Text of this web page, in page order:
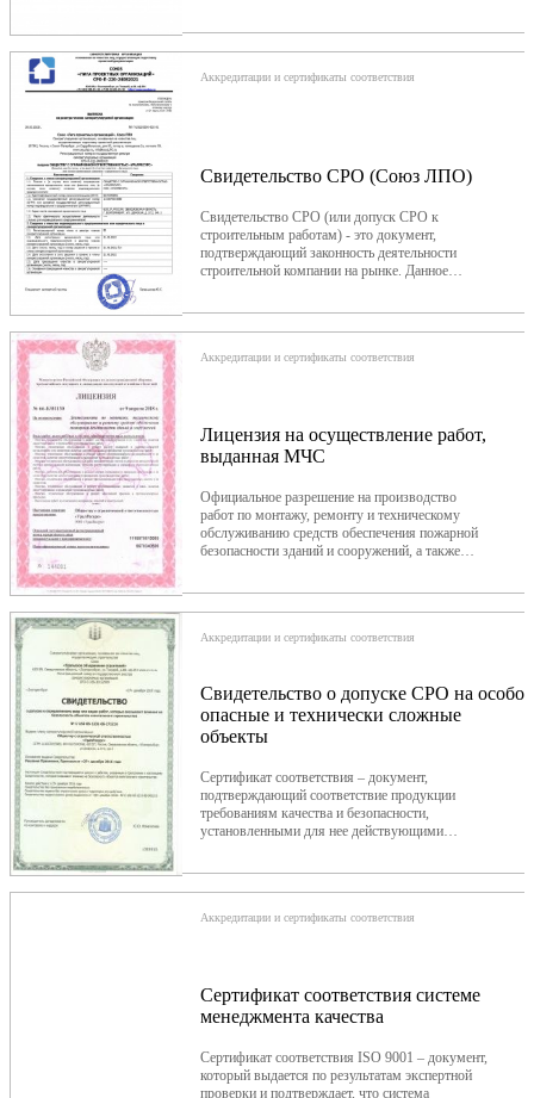
отношении их правового статуса, финансовой
Аккредитации и сертификаты соответствия
Свидетельство СРО (Союз ЛПО)
Свидетельство СРО (или допуск СРО к
строительным работам) - это документ,
подтверждающий законность деятельности
строительной компании на рынке. Данное
Аккредитации и сертификаты соответствия
Лицензия на осуществление работ,
выданная МЧС
Официальное разрешение на производство
работ по монтажу, ремонту и техническому
обслуживанию средств обеспечения пожарной
безопасности зданий и сооружений, а также
последствий стихийных бедствий (МЧС
Аккредитации и сертификаты соответствия
Свидетельство о допуске СРО на особо
опасные и технически сложные
объекты
Сертификат соответствия – документ,
подтверждающий соответствие продукции
требованиям качества и безопасности,
установленными для нее действующими
Аккредитации и сертификаты соответствия
Сертификат соответствия системе
менеджмента качества
Сертификат соответствия ISO 9001 – документ,
который выдается по результатам экспертной
проверки и подтверждает, что система